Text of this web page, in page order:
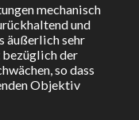
mechanisch
und
äußerlich sehr
der
so dass
Objektiv